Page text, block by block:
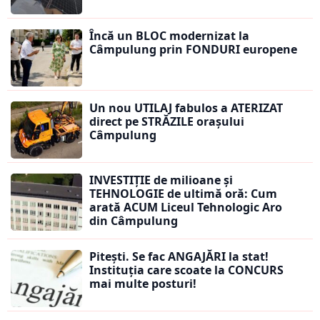
Încă un BLOC modernizat la
Câmpulung prin FONDURI europene
Un nou UTILAJ fabulos a ATERIZAT
direct pe STRĂZILE orașului
Câmpulung
INVESTIȚIE de milioane și
TEHNOLOGIE de ultimă oră: Cum
arată ACUM Liceul Tehnologic Aro
din Câmpulung
Pitești. Se fac ANGAJĂRI la stat!
Instituția care scoate la CONCURS
mai multe posturi!